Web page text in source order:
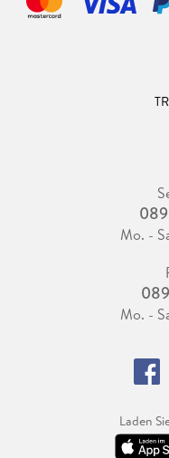
Mo. -
Mo. -
Laden